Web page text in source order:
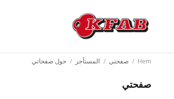
Skip
Hem
/ صفحتي / المستأجر / حول صفحاتي
صفحتي